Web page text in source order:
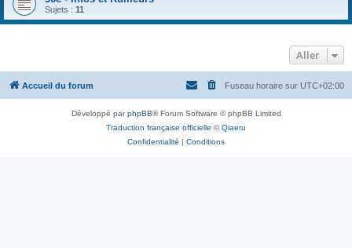
Sujets : 11
Aller
Accueil du forum Fuseau horaire sur UTC+02:00
Développé parphpBB® Forum Software © phpBB Limited
Traduction française officielle ©Qiaeru
Confidentialité
Conditions